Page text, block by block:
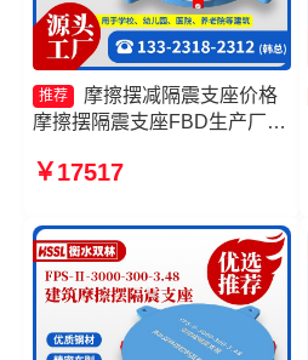
推荐
摩擦摆减隔震支座价格
摩擦摆隔震支座FBD生产厂家
300-3.48 摩擦摆隔震支座
￥17517